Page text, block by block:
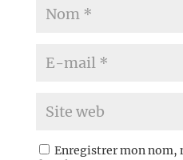
Enregistrer mon nom,